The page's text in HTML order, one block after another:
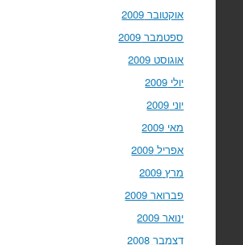
אוקטובר 2009
ספטמבר 2009
אוגוסט 2009
יולי 2009
יוני 2009
מאי 2009
אפריל 2009
מרץ 2009
פברואר 2009
ינואר 2009
דצמבר 2008